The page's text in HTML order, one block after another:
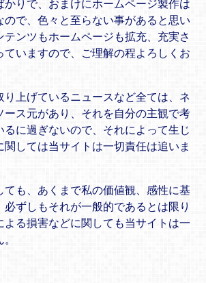
かりで、おまけにホームページ製作は
ので、色々と至らない事があると思い
テンツもホームページも拡充、充実さ
ていますので、ご理解の程よろしくお
り上げているニュースなど全ては、ネ
ース元があり、それを自分の主観で考
に過ぎないので、それによって生じ
しては当サイトは一切責任は追いま
ても、あくまで私の価値観、感性に基
ずしもそれが一般的であるとは限り
よる損害などに関しても当サイトは一